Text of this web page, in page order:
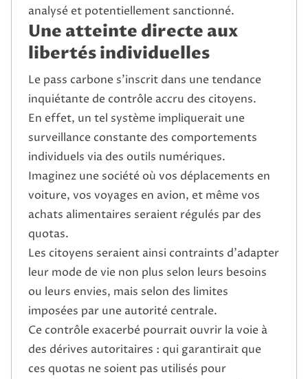
analysé et potentiellement sanctionné.
Une atteinte directe aux
libertés individuelles
Le pass carbone s’inscrit dans une tendance
inquiétante de contrôle accru des citoyens.
En effet, un tel système impliquerait une
surveillance constante des comportements
individuels via des outils numériques.
Imaginez une société où vos déplacements en
voiture, vos voyages en avion, et même vos
achats alimentaires seraient régulés par des
quotas.
Les citoyens seraient ainsi contraints d’adapter
leur mode de vie non plus selon leurs besoins
ou leurs envies, mais selon des limites
imposées par une autorité centrale.
Ce contrôle exacerbé pourrait ouvrir la voie à
des dérives autoritaires : qui garantirait que
ces quotas ne soient pas utilisés pour